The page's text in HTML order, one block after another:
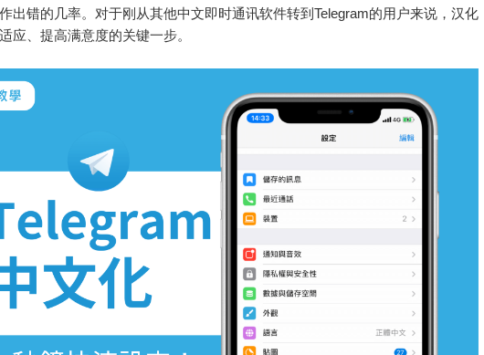
出错的几率。对于刚从其他中文即时通讯软件转到Telegram的用户来说，汉化
应、提高满意度的关键一步。